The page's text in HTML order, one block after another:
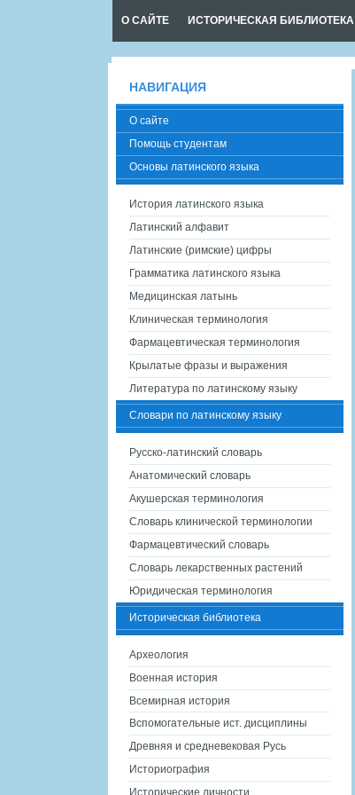
О САЙТЕ ИСТОРИЧЕСКАЯ БИБЛИОТЕКА
НАВИГАЦИЯ
О сайте
Помощь студентам
Основы латинского языка
История латинского языка
Латинский алфавит
Латинские (римские) цифры
Грамматика латинского языка
Медицинская латынь
Клиническая терминология
Фармацевтическая терминология
Крылатые фразы и выражения
Литература по латинскому языку
Словари по латинскому языку
Русско-латинский словарь
Анатомический словарь
Акушерская терминология
Словарь клинической терминологии
Фармацевтический словарь
Словарь лекарственных растений
Юридическая терминология
Историческая библиотека
Археология
Военная история
Всемирная история
Вспомогательные ист. дисциплины
Древняя и средневековая Русь
Историография
Исторические личности